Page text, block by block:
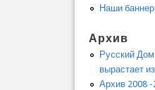
Наши
Архив
Русский
вырастает
Архив 2008 -